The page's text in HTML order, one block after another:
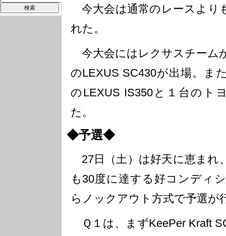
今大会は通常のレースより
れた。
今大会にはレクサスチーム
のLEXUS SC430が出場。ま
のLEXUS IS350と１台のト
た。
◆予選◆
27日（土）は好天に恵まれ
も30度に達する好コンディ
らノックアウト方式で予選が
Ｑ１は、まずKeePer Kraft